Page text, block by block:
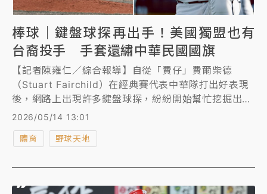
棒球｜鍵盤球探再出手！美國獨盟也有
台裔投手 手套還繡中華民國國旗
【記者陳雍仁／綜合報導】自從「費仔」費爾柴德
（Stuart Fairchild）在經典賽代表中華隊打出好表現
後，網路上出現許多鍵盤球探，紛紛開始幫忙挖掘出更
多美國華裔球員，今（14日）美國獨立聯盟美國協會
（American Association）賽季開打，有網友
「jengibre」發現該聯盟所屬的芝加哥狗隊也有一位台
站PTT。
2026/05/14 13:01
體育 野球天地